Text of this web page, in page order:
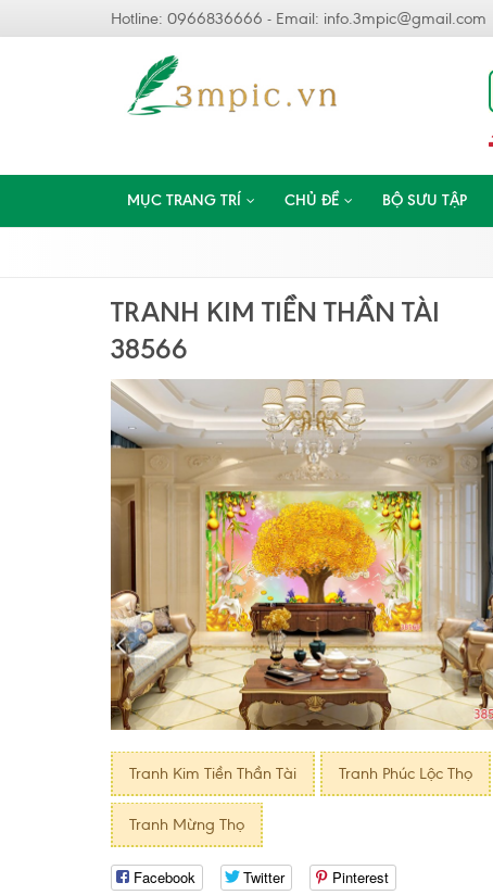
Hotline: 0966836666 - Email: info.3mpic@gmail.com
MỤC TRANG TRÍ CHỦ ĐỀ BỘ SƯU TẬP
TRANH KIM TIỀN THẦN TÀI
38566
Tranh Kim Tiền Thần Tài Tranh Phúc Lộc Thọ
Tranh Mừng Thọ
Facebook Twitter Pinterest